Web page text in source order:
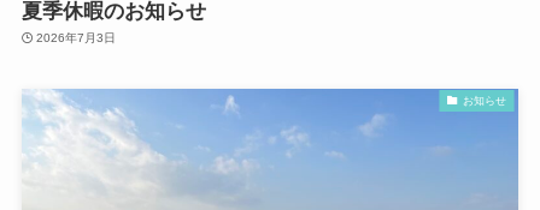
夏季休暇のお知らせ
2026年7月3日
お知らせ